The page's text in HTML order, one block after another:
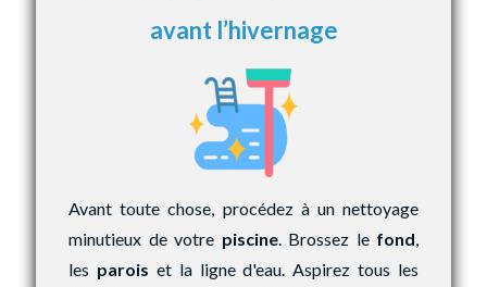
avant l’hivernage
Avant toute chose, procédez à un nettoyage
minutieux de votre piscine. Brossez le fond
les parois et la ligne d'eau. Aspirez tous les